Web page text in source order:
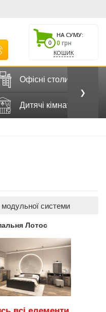
0
НА СУМУ:
0 грн
КОШИК
Офісні столи
Дитячі кімнати
❯
системи
Лотос